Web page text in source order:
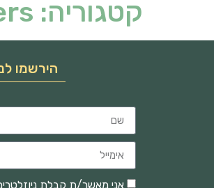
קטגוריה:
הירשמו
אני מאשר/ת קבלת